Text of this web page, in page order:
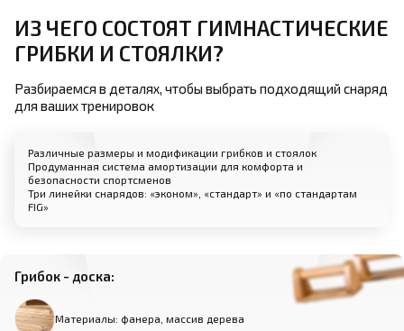
ИЗ ЧЕГО СОСТОЯТ ГИМНАСТИЧЕСКИЕ
ГРИБКИ И СТОЯЛКИ?
Разбираемся в деталях, чтобы выбрать подходящий снаряд
для ваших тренировок
Различные размеры и модификации грибков и стоялок
Продуманная система амортизации для комфорта и
безопасности спортсменов
Три линейки снарядов: «эконом», «стандарт» и «по стандартам
FIG»
Грибок - доска:
Материалы: фанера, массив дерева